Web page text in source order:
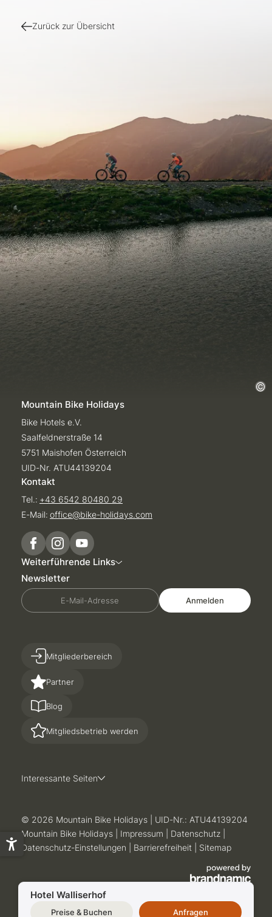
Zurück zur Übersicht
Hotel Walliserhof
Preise & Buchen Anfragen
Mountain Bike Holidays
Bike Hotels e.V.
Saalfeldnerstraße 14
5751 Maishofen Österreich
UID-Nr. ATU44139204
Kontakt
Tel.: +43 6542 80480 29
E-Mail: office@bike-holidays.com
Weiterführende Links
Newsletter
E-Mail-Adresse Anmelden
Partner
Blog
Mitgliedsbetrieb werden
Mitgliederbereich
Interessante Seiten
© 2026 Mountain Bike Holidays
UID-Nr.: ATU44139204
Mountain Bike Holidays
Impressum Datenschutz
Datenschutz-Einstellungen
Barrierefreiheit Sitemap